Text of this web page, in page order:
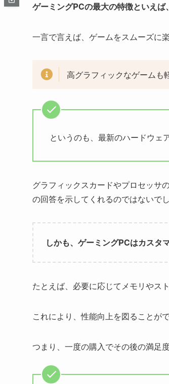
ゲーミングPCの最大の特徴といえば
一言で言えば、ゲームをスムーズに
高グラフィックなゲームも
というのも、最新のハードウェ
グラフィックスカードやプロセッサ
の回答を示してくれるのではないでし
しかも、ゲーミングPCはカスタ
たとえば、必要に応じてメモリやス
これにより、性能向上を図ることが
つまり、一度の購入でその後の満足